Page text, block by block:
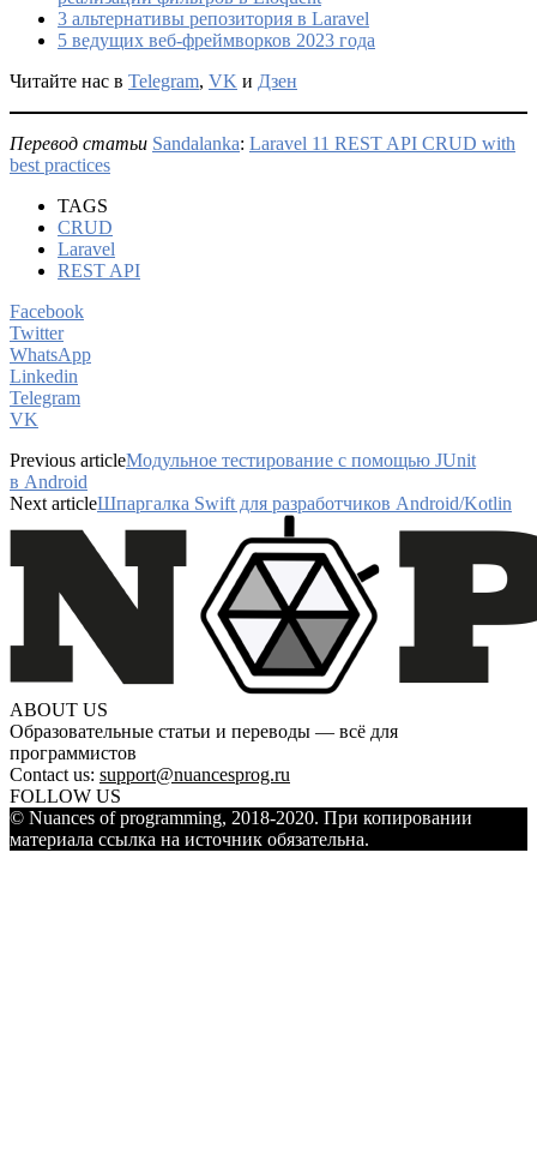
3 альтернативы репозитория в Laravel
5 ведущих веб-фреймворков 2023 года
Читайте нас в Telegram, VK и Дзен
Перевод статьи Sandalanka: Laravel 11 REST API CRUD with
best practices
TAGS
CRUD
Laravel
REST API
Facebook
Twitter
WhatsApp
Linkedin
Telegram
VK
Previous articleМодульное тестирование с помощью JUnit
в Android
Next articleШпаргалка Swift для разработчиков Android/Kotlin
ABOUT US
Образовательные статьи и переводы — всё для
программистов
Contact us: support@nuancesprog.ru
FOLLOW US
© Nuances of programming, 2018-2020. При копировании
материала ссылка на источник обязательна.